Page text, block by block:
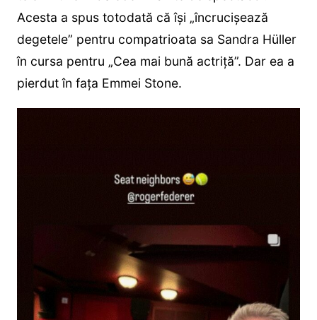
Acesta a spus totodată că își „încrucișează
degetele” pentru compatrioata sa Sandra Hüller
în cursa pentru „Cea mai bună actriță”. Dar ea a
pierdut în fața Emmei Stone.